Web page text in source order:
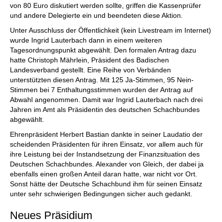
von 80 Euro diskutiert werden sollte, griffen die Kassenprüfer
und andere Delegierte ein und beendeten diese Aktion.
Unter Ausschluss der Öffentlichkeit (kein Livestream im Internet)
wurde Ingrid Lauterbach dann in einem weiteren
Tagesordnungspunkt abgewählt. Den formalen Antrag dazu
hatte Christoph Mährlein, Präsident des Badischen
Landesverband gestellt. Eine Reihe von Verbänden
unterstützten diesen Antrag. Mit 125 Ja-Stimmen, 95 Nein-
Stimmen bei 7 Enthaltungsstimmen wurden der Antrag auf
Abwahl angenommen. Damit war Ingrid Lauterbach nach drei
Jahren im Amt als Präsidentin des deutschen Schachbundes
abgewählt.
Ehrenpräsident Herbert Bastian dankte in seiner Laudatio der
scheidenden Präsidenten für ihren Einsatz, vor allem auch für
ihre Leistung bei der Instandsetzung der Finanzsituation des
Deutschen Schachbundes. Alexander von Gleich, der dabei ja
ebenfalls einen großen Anteil daran hatte, war nicht vor Ort.
Sonst hätte der Deutsche Schachbund ihm für seinen Einsatz
unter sehr schwierigen Bedingungen sicher auch gedankt.
Neues Präsidium